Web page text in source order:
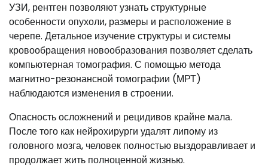
УЗИ, рентген позволяют узнать структурные
особенности опухоли, размеры и расположение в
черепе. Детальное изучение структуры и системы
кровообращения новообразования позволяет сделать
компьютерная томография. С помощью метода
магнитно-резонансной томографии (МРТ)
наблюдаются изменения в строении.
Опасность осложнений и рецидивов крайне мала.
После того как нейрохирурги удалят липому из
головного мозга, человек полностью выздоравливает и
продолжает жить полноценной жизнью.